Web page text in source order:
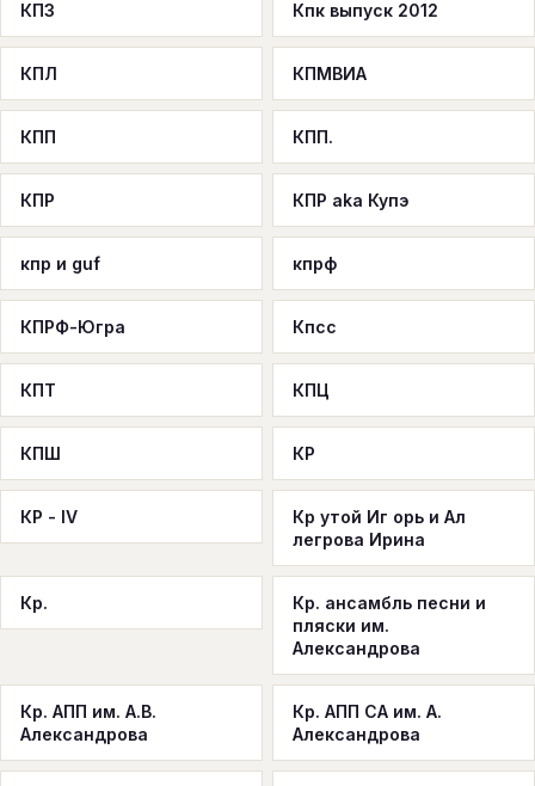
КПЗ Кпк выпуск 2012
КПЛ КПМВИА
КПП КПП.
КПР КПР aka Купэ
кпр и guf кпрф
КПРФ-Югра Кпсс
КПТ КПЦ
КПШ КР
КР - IV
Кр утой Иг орь и Ал
легрова Ирина
Кр.
Кр. ансамбль песни и
пляски им.
Александрова
Кр. АПП им. А.В.
Александрова
Кр. АПП СА им. А.
Александрова